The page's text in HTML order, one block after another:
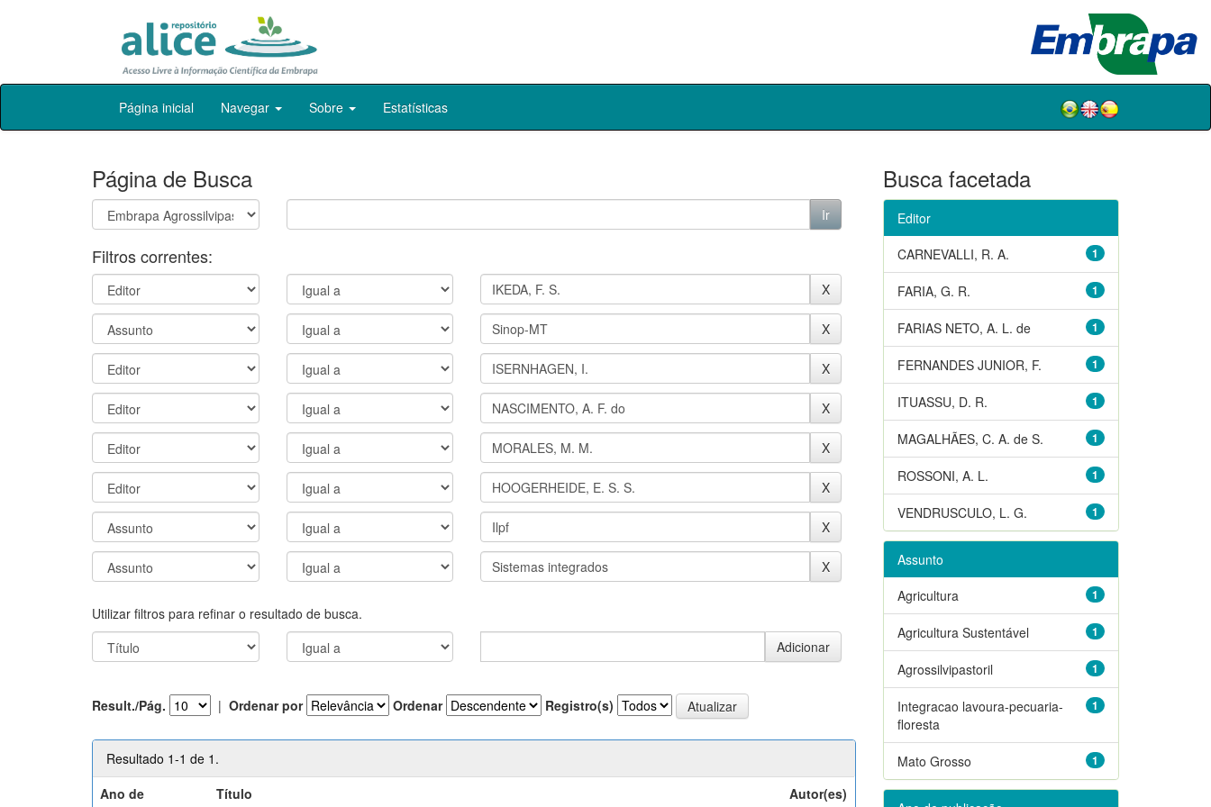
Skip
Página inicial Navegar Sobre Estatísticas
Página de Busca
Filtros correntes:
Utilizar filtros para refinar o resultado de busca.
Result./Pág. | Ordenar por Ordenar Registro(s)
Resultado 1-1 de 1.
Ano de
Título Autor(es)
Busca facetada
Editor
1
CARNEVALLI, R. A.
1
FARIA, G. R.
1
FARIAS NETO, A. L. de
1
FERNANDES JUNIOR, F.
1
ITUASSU, D. R.
1
MAGALHÃES, C. A. de S.
1
ROSSONI, A. L.
1
VENDRUSCULO, L. G.
Assunto
1
Agricultura
1
Agricultura Sustentável
1
Agrossilvipastoril
1
Integracao lavoura-pecuaria-
floresta
1
Mato Grosso